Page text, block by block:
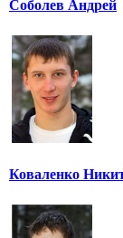
Соболев Андрей
Коваленко